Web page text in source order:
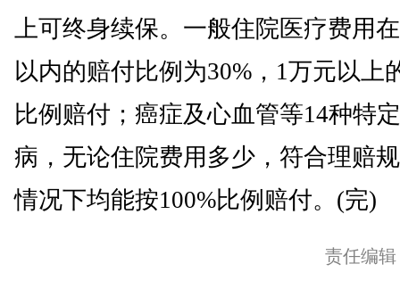
上可终身续保。一般住院医疗费用
以内的赔付比例为30%，1万元以上
比例赔付；癌症及心血管等14种特
病，无论住院费用多少，符合理赔
情况下均能按100%比例赔付。(完)
责任编